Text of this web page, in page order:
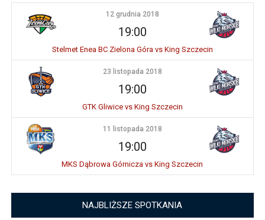
12 grudnia 2018
19:00
Stelmet Enea BC Zielona Góra vs King Szczecin
23 listopada 2018
19:00
GTK Gliwice vs King Szczecin
11 listopada 2018
19:00
MKS Dąbrowa Górnicza vs King Szczecin
NAJBLIŻSZE SPOTKANIA